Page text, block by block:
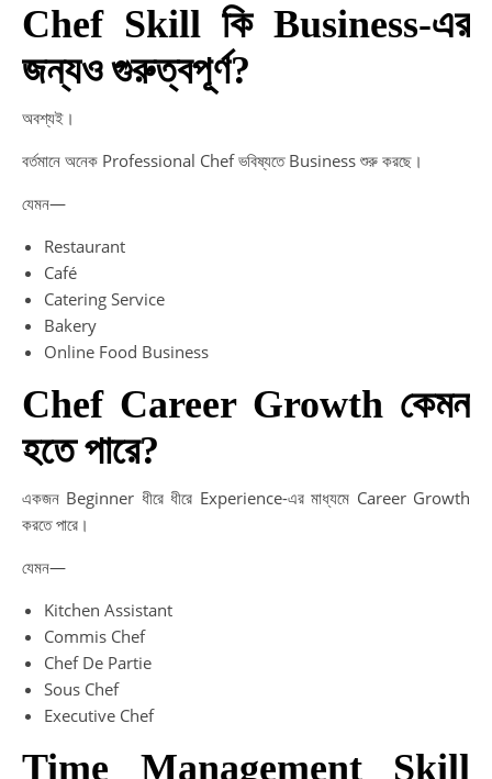
Chef Skill কি Business-এর
জন্যও গুরুত্বপূর্ণ?
অবশ্যই।
বর্তমানে অনেক Professional Chef ভবিষ্যতে Business শুরু করছে।
যেমন—
Restaurant
Café
Catering Service
Bakery
Online Food Business
Chef Career Growth কেমন
হতে পারে?
একজন Beginner ধীরে ধীরে Experience-এর মাধ্যমে Career Growth
করতে পারে।
যেমন—
Kitchen Assistant
Commis Chef
Chef De Partie
Sous Chef
Executive Chef
Time Management Skill